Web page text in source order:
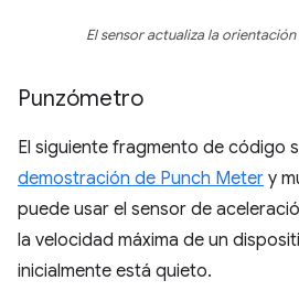
El sensor actualiza la
Punzómetro
El siguiente fragmento de código
demostración de Punch Meter y
puede usar el sensor de
la velocidad máxima de un
inicialmente está quieto.